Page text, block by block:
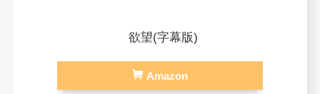
欲望(字幕版)
Amazon